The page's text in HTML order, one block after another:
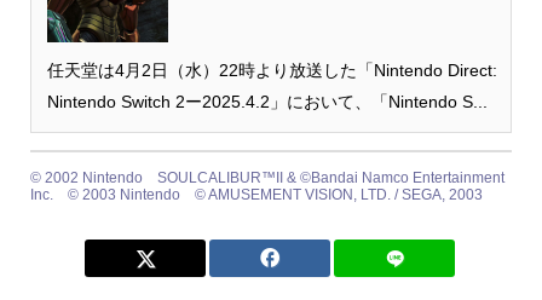
任天堂は4月2日（水）22時より放送した「Nintendo Direct:
Nintendo Switch 2ー2025.4.2」において、「Nintendo S...
© 2002 Nintendo SOULCALIBUR™II & ©Bandai Namco Entertainment
Inc. © 2003 Nintendo © AMUSEMENT VISION, LTD. / SEGA, 2003